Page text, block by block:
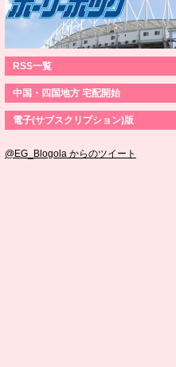
RSS一覧
中国・四国地方 宅配開始
電子(サブスクリプション)版
@EG_Blogola からのツイート